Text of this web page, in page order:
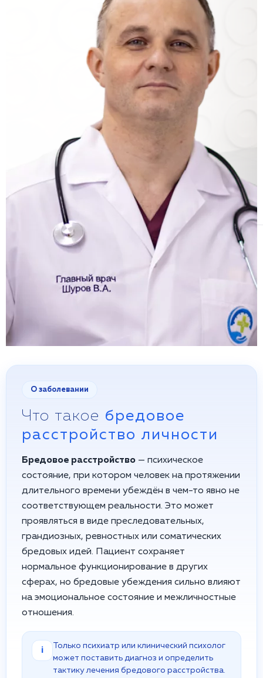
О заболевании
Что такое бредовое
расстройство личности
Бредовое расстройство — психическое
состояние, при котором человек на протяжении
длительного времени убеждён в чем-то явно не
соответствующем реальности. Это может
проявляться в виде преследовательных,
грандиозных, ревностных или соматических
бредовых идей. Пациент сохраняет
нормальное функционирование в других
сферах, но бредовые убеждения сильно влияют
на эмоциональное состояние и межличностные
отношения.
i
Только психиатр или клинический психолог
может поставить диагноз и определить
тактику лечения бредового расстройства.